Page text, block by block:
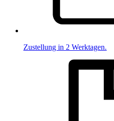
Zustellung in 2 Werktagen.